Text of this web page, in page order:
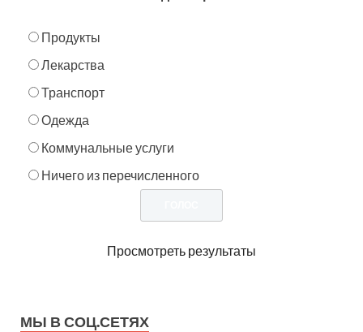
Продукты
Лекарства
Транспорт
Одежда
Коммунальные услуги
Ничего из перечисленного
Просмотреть результаты
МЫ В СОЦ.СЕТЯХ